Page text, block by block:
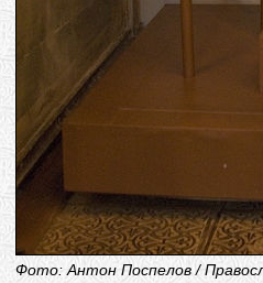
Фото: Антон Поспелов /